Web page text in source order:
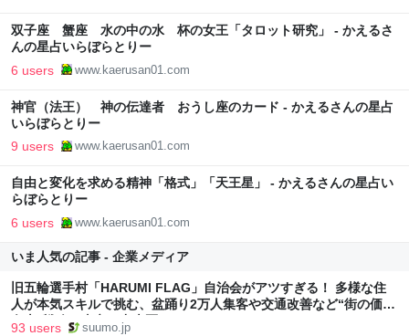
双子座 蟹座 水の中の水 杯の女王「タロット研究」 - かえるさ
んの星占いらぼらとりー
6 users www.kaerusan01.com
神官（法王） 神の伝達者 おうし座のカード - かえるさんの星占
いらぼらとりー
9 users www.kaerusan01.com
自由と変化を求める精神「格式」「天王星」 - かえるさんの星占い
らぼらとりー
6 users www.kaerusan01.com
いま人気の記事 - 企業メディア
旧五輪選手村「HARUMI FLAG」自治会がアツすぎる！ 多様な住
人が本気スキルで挑む、盆踊り2万人集客や交通改善など“街の価値
向上”戦略 東京・中央区
93 users suumo.jp